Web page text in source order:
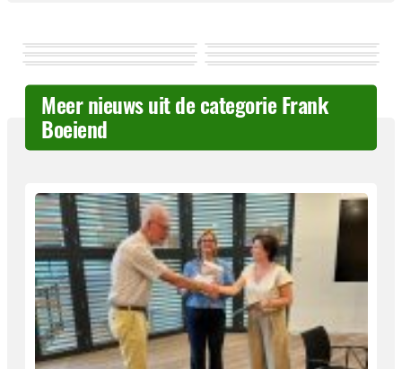
Meer nieuws uit de categorie Frank
Boeiend